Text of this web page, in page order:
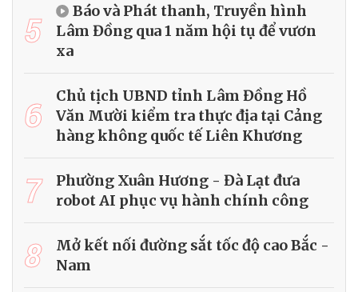
5
Báo và Phát thanh, Truyền hình
Lâm Đồng qua 1 năm hội tụ để vươn
xa
6
Chủ tịch UBND tỉnh Lâm Đồng Hồ
Văn Mười kiểm tra thực địa tại Cảng
hàng không quốc tế Liên Khương
7
Phường Xuân Hương - Đà Lạt đưa
robot AI phục vụ hành chính công
8
Mở kết nối đường sắt tốc độ cao Bắc -
Nam